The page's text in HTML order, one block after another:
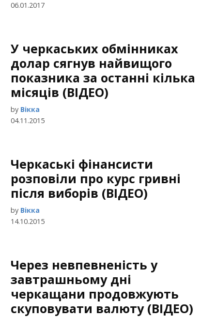
06.01.2017
У черкаських обмінниках
долар сягнув найвищого
показника за останні кілька
місяців (ВІДЕО)
by Вікка
04.11.2015
Черкаські фінансисти
розповіли про курс гривні
після виборів (ВІДЕО)
by Вікка
14.10.2015
Через невпевненість у
завтрашньому дні
черкащани продовжують
скуповувати валюту (ВІДЕО)